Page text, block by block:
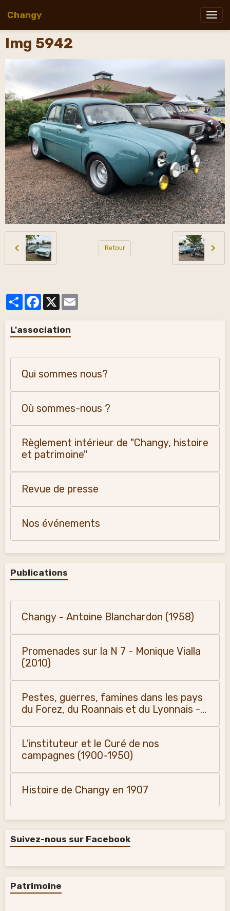
Changy
Img 5942
Retour
PartagerFacebook
L'association
Qui sommes nous?
Où sommes-nous ?
Règlement intérieur de "Changy, histoire
et patrimoine"
Revue de presse
Nos événements
Publications
Changy - Antoine Blanchardon (1958)
Promenades sur la N 7 - Monique Vialla
(2010)
Pestes, guerres, famines dans les pays
du Forez, du Roannais et du Lyonnais -
L'instituteur et le Curé de nos
campagnes (1900-1950)
Histoire de Changy en 1907
Suivez-nous sur Facebook
Patrimoine